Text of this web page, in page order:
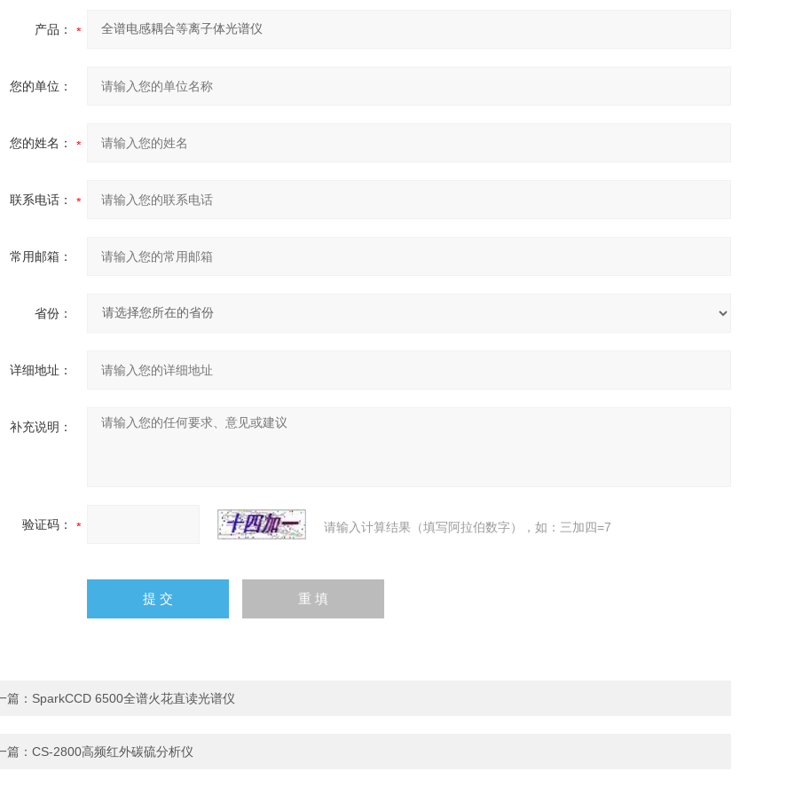
产品：
您的单位：
您的姓名：
联系电话：
常用邮箱：
省份：
详细地址：
补充说明：
验证码： 请输入计算结果（填写阿拉伯数字），如：三加四=7
篇： SparkCCD 6500全谱火花直读光谱仪
篇： CS-2800高频红外碳硫分析仪